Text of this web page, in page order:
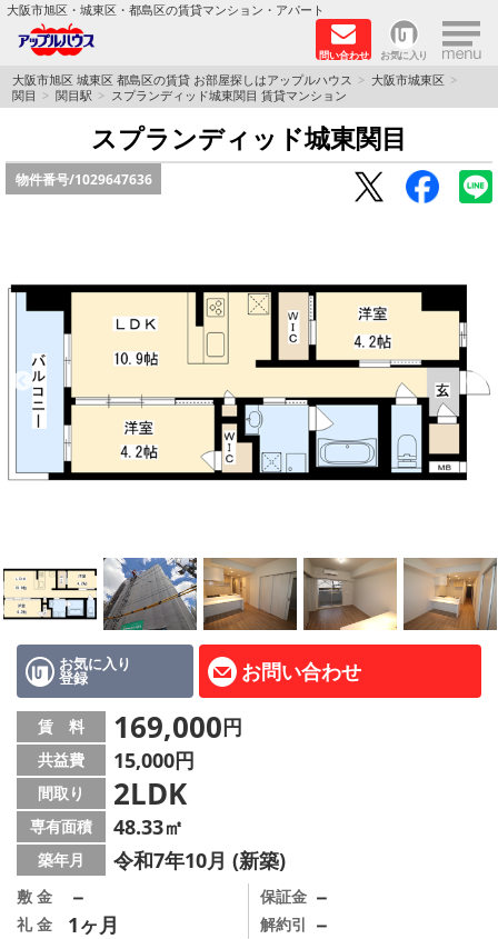
大阪市旭区・城東区・都島区の賃貸マンション・アパート
問い合わせ お気に入り ×
TOPページ
シャーメゾン
路線·駅から探す
地図から探す
BLOG
RECRUIT
店舗情報·アクセス
会社概要
メールでお問い合わせ
大阪市旭区 城東区 都島区の賃貸 お部屋探しはアップルハウス
大阪市城東区
関目
関目駅 スプランディッド城東関目 賃貸マンション
スプランディッド城東関目
物件番号/1029647636
お気に入り
登録 お問い合わせ
賃 料 169,000円
共益費 15,000円
間取り 2LDK
専有面積 48.33㎡
築年月 令和7年10月 (新築)
敷 金 －
礼 金 1ヶ月
保証金 －
解約引 －